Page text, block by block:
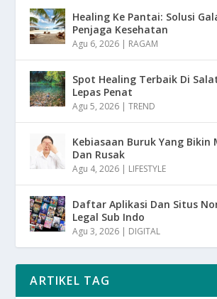
Healing Ke Pantai: Solusi
Penjaga Kesehatan
Agu 6, 2026 | RAGAM
Spot Healing Terbaik Di
Lepas Penat
Agu 5, 2026 |TREND
Kebiasaan Buruk Yang Bikin
Dan Rusak
Agu 4, 2026 | LIFESTYLE
Daftar Aplikasi Dan Situs
Legal Sub Indo
Agu 3, 2026 | DIGITAL
ARTIKEL TAG